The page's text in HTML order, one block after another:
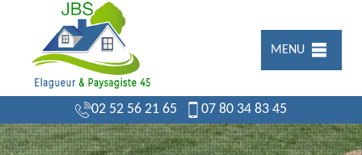
MENU
02 52 56 21 65 07 80 34 83 45